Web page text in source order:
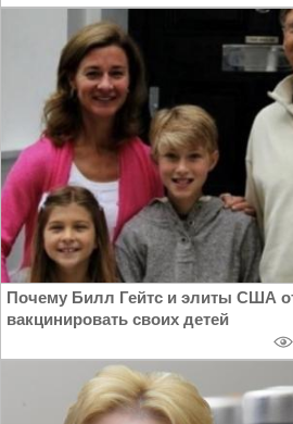
Почему Билл Гейтс и элиты США
вакцинировать своих детей